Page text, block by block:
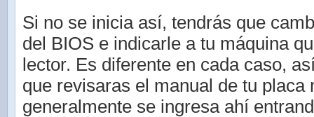
Si no se inicia así, tendrás que
del BIOS e indicarle a tu máquina
lector. Es diferente en cada caso,
que revisaras el manual de tu placa
generalmente se ingresa ahí